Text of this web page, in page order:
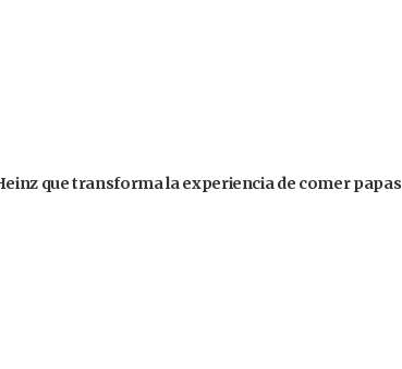
que transforma la experiencia de comer papas